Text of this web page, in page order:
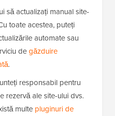
să actualizați manual site-
toate acestea, puteți
automate sau
degăzduire
.
responsabil pentru
rezervă ale site-ului dvs.
multe pluginuri de